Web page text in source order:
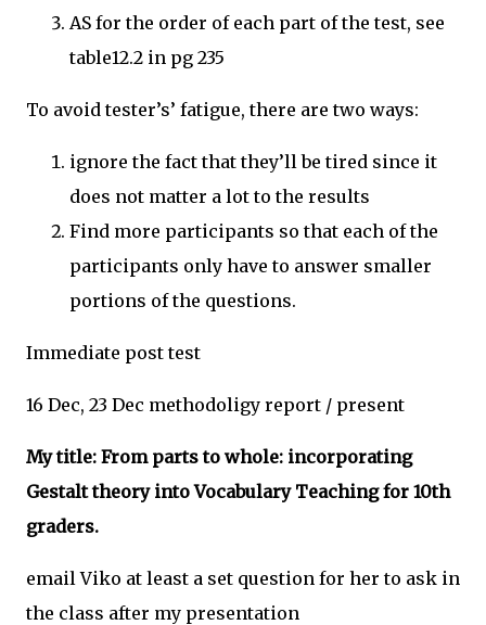
AS for the order of each part of the test, see
table12.2 in pg 235
To avoid tester’s’ fatigue, there are two ways:
ignore the fact that they’ll be tired since it
does not matter a lot to the results
Find more participants so that each of the
participants only have to answer smaller
portions of the questions.
Immediate post test
16 Dec, 23 Dec methodoligy report / present
My title: From parts to whole: incorporating
Gestalt theory into Vocabulary Teaching for 10th
graders.
email Viko at least a set question for her to ask in
the class after my presentation